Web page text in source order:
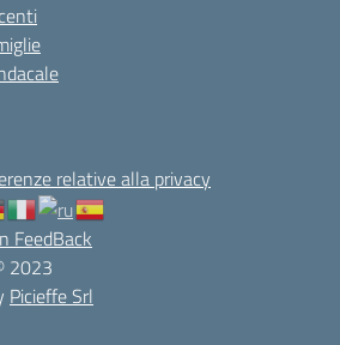
relative alla privacy
FeedBack
2023
Picieffe Srl